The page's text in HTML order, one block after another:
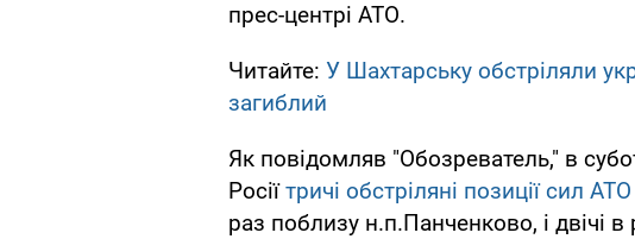
прес-центрі АТО.
Читайте: У Шахтарську обстріляли
загиблий
Як повідомляв "Обозреватель," в
Росіїтричі обстріляні позиції сил АТО
раз поблизу н.п.Панченково, і двічі